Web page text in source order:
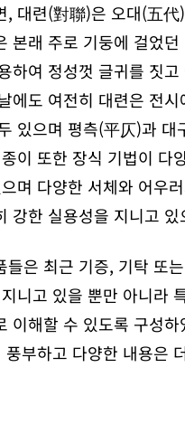
, 대련(對聯)은 오대(五
본래 주로 기둥에 걸었
하여 정성껏 글귀를 짓
에도 여전히 대련은 전
있으며 평측(平仄)과
이 또한 장식 기법이
며 다양한 서체와 어우
강한 실용성을 지니고
들은 최근 기증, 기탁 또
니고 있을 뿐만 아니라
이해할 수 있도록 구성
부하고 다양한 내용은